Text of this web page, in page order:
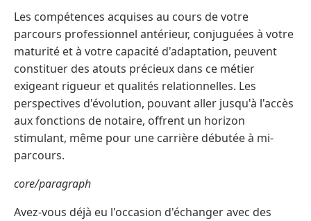
Les compétences acquises au cours de votre
parcours professionnel antérieur, conjuguées à votre
maturité et à votre capacité d'adaptation, peuvent
constituer des atouts précieux dans ce métier
exigeant rigueur et qualités relationnelles. Les
perspectives d'évolution, pouvant aller jusqu'à l'accès
aux fonctions de notaire, offrent un horizon
stimulant, même pour une carrière débutée à mi-
parcours.
core/paragraph
Avez-vous déjà eu l'occasion d'échanger avec des